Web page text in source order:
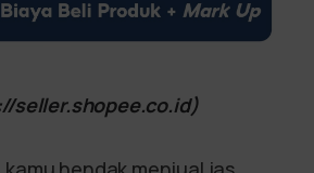
seller.shopee.co.id)